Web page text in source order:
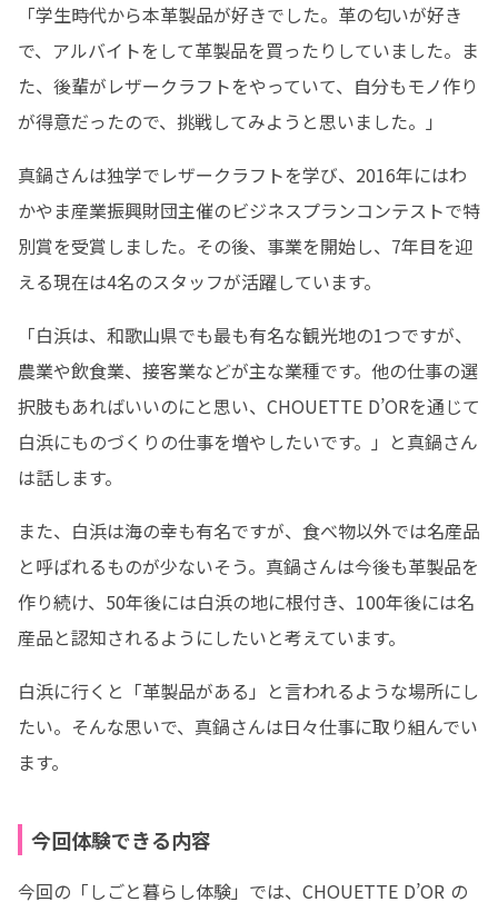
「学生時代から本革製品が好きでした。革の匂いが好き
で、アルバイトをして革製品を買ったりしていました。ま
た、後輩がレザークラフトをやっていて、自分もモノ作り
が得意だったので、挑戦してみようと思いました。」
真鍋さんは独学でレザークラフトを学び、2016年にはわ
かやま産業振興財団主催のビジネスプランコンテストで特
別賞を受賞しました。その後、事業を開始し、7年目を迎
える現在は4名のスタッフが活躍しています。
「白浜は、和歌山県でも最も有名な観光地の1つですが、
農業や飲食業、接客業などが主な業種です。他の仕事の選
択肢もあればいいのにと思い、CHOUETTE D’ORを通じて
白浜にものづくりの仕事を増やしたいです。」と真鍋さん
は話します。
また、白浜は海の幸も有名ですが、食べ物以外では名産品
と呼ばれるものが少ないそう。真鍋さんは今後も革製品を
作り続け、50年後には白浜の地に根付き、100年後には名
産品と認知されるようにしたいと考えています。
白浜に行くと「革製品がある」と言われるような場所にし
たい。そんな思いで、真鍋さんは日々仕事に取り組んでい
ます。
今回体験できる内容
今回の「しごと暮らし体験」では、CHOUETTE D’OR の